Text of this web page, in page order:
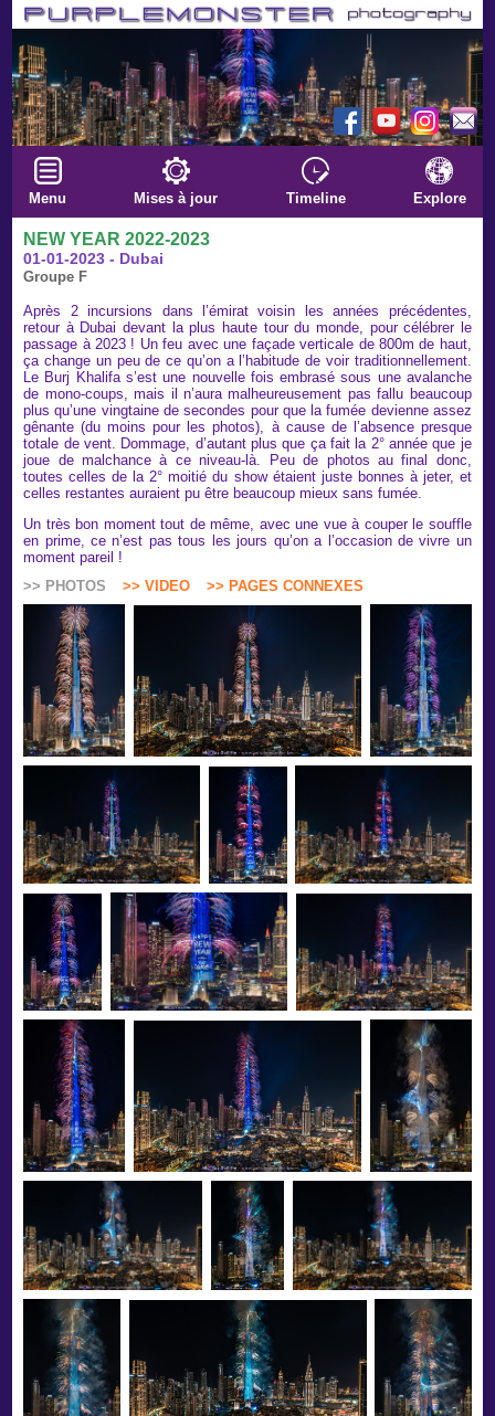
Menu Mises à jour Timeline Explore
NEW YEAR 2022-2023
01-01-2023 - Dubai
Groupe F
Après 2 incursions dans l’émirat voisin les années précédentes,
retour à Dubai devant la plus haute tour du monde, pour célébrer le
passage à 2023 ! Un feu avec une façade verticale de 800m de haut,
ça change un peu de ce qu’on a l’habitude de voir traditionnellement.
Le Burj Khalifa s’est une nouvelle fois embrasé sous une avalanche
de mono-coups, mais il n’aura malheureusement pas fallu beaucoup
plus qu’une vingtaine de secondes pour que la fumée devienne assez
gênante (du moins pour les photos), à cause de l’absence presque
totale de vent. Dommage, d’autant plus que ça fait la 2° année que je
joue de malchance à ce niveau-là. Peu de photos au final donc,
toutes celles de la 2° moitié du show étaient juste bonnes à jeter, et
celles restantes auraient pu être beaucoup mieux sans fumée.
Un très bon moment tout de même, avec une vue à couper le souffle
en prime, ce n’est pas tous les jours qu’on a l’occasion de vivre un
moment pareil !
>> PHOTOS
>> VIDEO >> PAGES CONNEXES